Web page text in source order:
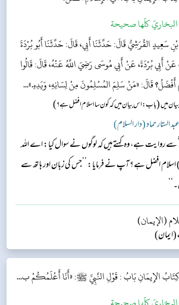
كلّها صحيحة
سَعِيدٍ القُرَشِيُّ قَالَ: حَدَّثَنَا أَبِي، قَالَ: حَدَّثَنَا أَبُو بُرْدَةَ
عَنْ أَبِي بُرْدَةَ، عَنْ أَبِي مُوسَى رَضِيَ اللَّهُ عَنْهُ، قَالَ: قَالُوا
أَفْضَلُ؟ قَالَ: «مَنْ سَلِمَ المُسْلِمُونَ مِنْ لِسَانِهِ، وَيَدِهِ.»...
میں(باب: اس بیان میں کہ کون سا اسلام افضل ہے؟)
روایت ہے، وہ کہتے ہیں کہ لوگوں نے سوال کیا: اے اللہ
افضل ہے؟ آپ نے فرمایا: ’’جس کی زبان اور ہاتھ سے
(الإيمان)
(ایمان)
الإِيمَانِبَابُ : قَوْلِ النَّبِيِّ ﷺ: «أَنَا أَعْلَمُكُمْ ب...